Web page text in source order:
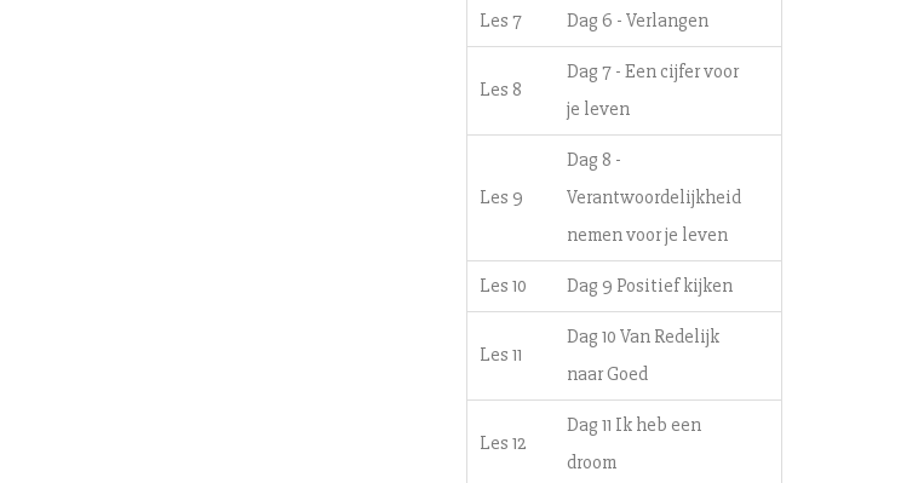
Les 7 Dag 6 - Verlangen
Les 8
Dag 7 - Een cijfer voor
je leven
Les 9
Dag 8 -
Verantwoordelijkheid
nemen voor je leven
Les 10 Dag 9 Positief kijken
Les 11
Dag 10 Van Redelijk
naar Goed
Les 12
Dag 11 Ik heb een
droom